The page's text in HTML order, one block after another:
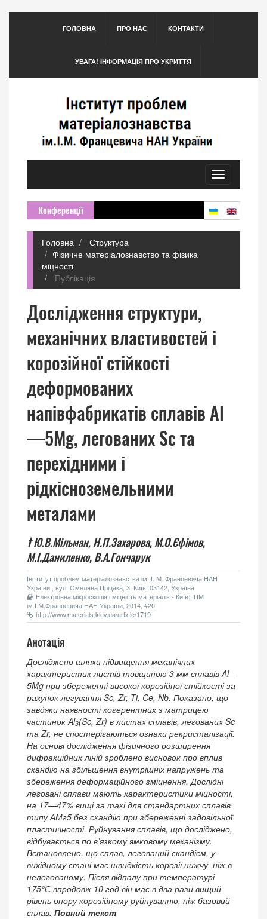
ГОЛОВНА ПРО НАС КОНТАКТИ
УВАГА! ІНФОРМАЦІЯ ПРО УКРИТТЯ
Toggle
navigation
Конференції
Головна
Структура
Фізичне матеріалознавство та фізика
міцності
Публікація
Дослідження структури,
механічних властивостей і
корозійної стійкості
деформованих
напівфабрикатів сплавів Al
—5Mg, легованих Sc та
перехідними і
рідкісноземельними
металами
†Ю.В.Мільман, Н.П.Захарова, М.О.Єфімов,
М.І.Даниленко, В.А.Гончарук
Інститут проблем матеріалознавства ім. І. М. Францевича НАН
України , вул. Омеляна Пріцака, 3, Київ, 03142, Україна
Електронна мікроскопія і міцність матеріалів - Київ: ІПМ
ім.І.М.Францевича НАН України, 2014, #20
http://www.materials.kiev.ua/article/1719
Анотація
Досліджено шляхи підвищення механічних
характеристик листів товщиною 3 мм сплавів Al—
5Mg при збереженні високої корозійної стійкості за
рахунок легування Sc, Zr, Ti, Ce, Nb. Показано, що
завдяки наявності когерентних з матрицею
частинок Al3(Sc, Zr) в листах сплавів, легованих Sc
та Zr, не спостерігаються ознаки рекристалізації.
На основі дослідження фізичного розширення
дифракційних ліній зроблено висновок про вплив
скандію на збільшення внутрішніх напружень та
збереження деформаційного зміцнення. Дослідні
леговані сплави мають характеристики міцності,
на 17—47% вищі за такі для стандартних сплавів
типу АМг5 без скандію при збереженні задовільної
пластичності. Руйнування сплавів, що досліджено,
відбувається по в’язкому ямковому механізму.
Встановлено, що сплав, легований скандієм, у
вихідному стані має швидкість корозії нижчу, ніж в
нелегованому. Після відпалу при температурі
175°С впродовж 10 год він має в два рази вищий
рівень опору корозійному руйнуванню, ніж базовий
сплав. Повний текст